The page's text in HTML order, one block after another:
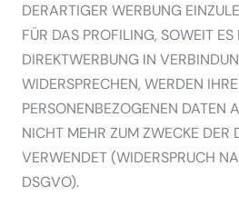
DERARTIGER WERBUNG
FÜR DAS PROFILING, SOWEIT ES
DIREKTWERBUNG IN
WIDERSPRECHEN, WERDEN IHRE
PERSONENBEZOGENEN DATEN
NICHT MEHR ZUM ZWECKE DER
VERWENDET (WIDERSPRUCH
DSGVO).